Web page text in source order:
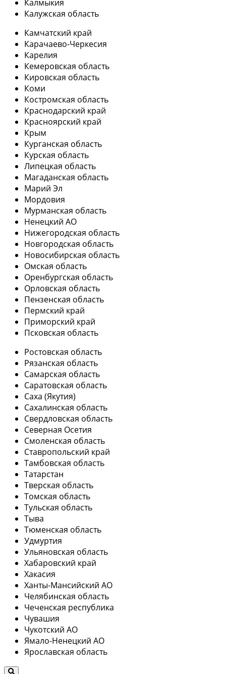
Калмыкия
Калужская область
Камчатский край
Карачаево-Черкесия
Карелия
Кемеровская область
Кировская область
Коми
Костромская область
Краснодарский край
Красноярский край
Крым
Курганская область
Курская область
Липецкая область
Магаданская область
Марий Эл
Мордовия
Мурманская область
Ненецкий АО
Нижегородская область
Новгородская область
Новосибирская область
Омская область
Оренбургская область
Орловская область
Пензенская область
Пермский край
Приморский край
Псковская область
Ростовская область
Рязанская область
Самарская область
Саратовская область
Саха (Якутия)
Сахалинская область
Свердловская область
Северная Осетия
Смоленская область
Ставропольский край
Тамбовская область
Татарстан
Тверская область
Томская область
Тульская область
Тыва
Тюменская область
Удмуртия
Ульяновская область
Хабаровский край
Хакасия
Ханты-Мансийский АО
Челябинская область
Чеченская республика
Чувашия
Чукотский АО
Ямало-Ненецкий АО
Ярославская область